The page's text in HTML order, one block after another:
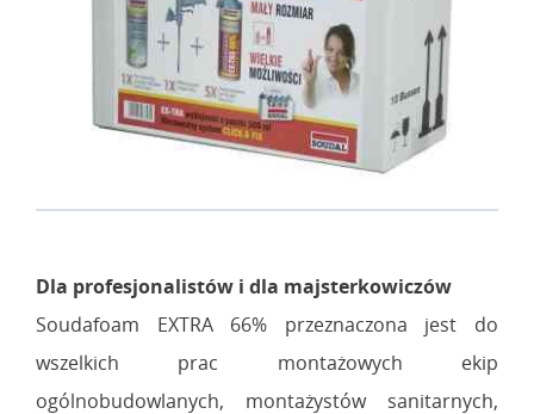
Dla profesjonalistów i dla majsterkowiczów
Soudafoam EXTRA 66% przeznaczona jest do
wszelkich prac montażowych ekip
ogólnobudowlanych, montażystów sanitarnych,